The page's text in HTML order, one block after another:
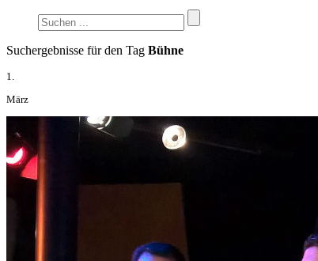
Suchergebnisse für den Tag Bühne
1.
März